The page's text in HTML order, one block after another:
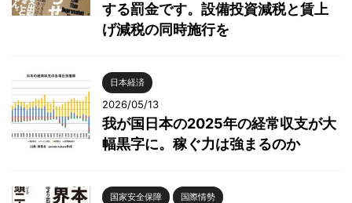
する罰金です。設備投資減税と賃上
げ減税の同時施行を
日本経済
2026/05/13
我が国日本の2025年の経常収支が大
幅黒字に。稼ぐ力は強まるのか
国家安全保障 国際情勢